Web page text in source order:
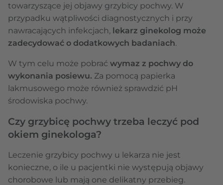
towarzyszące jej objawy grzybicy pochwy. W
przypadku wątpliwości diagnostycznych i przy
nawracających infekcjach, lekarz ginekolog może
zadecydować o dodatkowych badaniach.
W tym celu może pobrać wymaz z pochwy do
wykonania posiewu. Za pomocą papierka
lakmusowego może również sprawdzić pH
środowiska pochwy.
Czy grzybicę pochwy trzeba leczyć pod
okiem ginekologa?
Leczenie grzybicy pochwy u lekarza nie jest
konieczne, o ile u pacjentki nie występują objawy
chorobowe lub mają one delikatny przebieg.